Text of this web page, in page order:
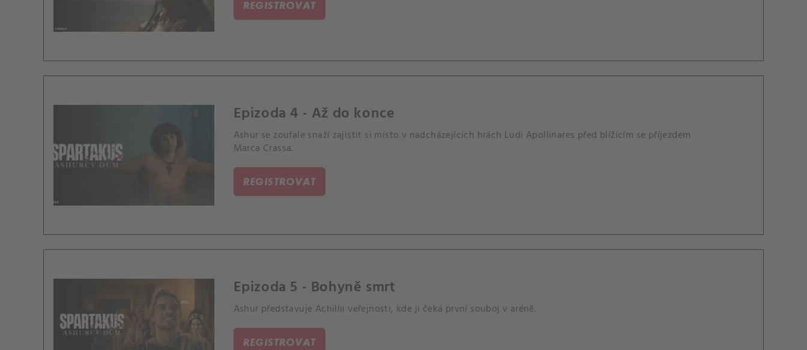
REGISTROVAT
Epizoda 4 - Až do konce
Ashur se zoufale snaží zajistit si místo v nadcházejících hrách Ludi Apollinares před blížícím se příjezdem
Marca Crassa.
REGISTROVAT
Epizoda 5 - Bohyně smrt
Ashur představuje Achillii veřejnosti, kde ji čeká první souboj v aréně.
REGISTROVAT